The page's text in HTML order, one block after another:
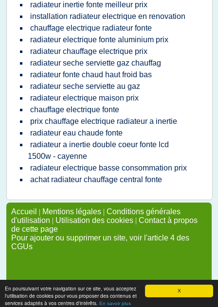
X
En poursuivant votre navigation sur ce site, vous acceptez
l'utilisation de cookies pour vous proposer des contenus et
services adaptés à vos centres d'intérêts. En savoir plus
radiateur inertie fonte meilleur prix
installation radiateur electrique en renovation
chauffage electrique radiateur fonte
radiateur electrique fonte aluminium prix
radiateur chauffage electrique prix
radiateur seche serviette gaz chauffag
radiateur fonte chaud haut froid bas
radiateur seche serviette au gaz
radiateur electrique maison prix
chauffage electrique fonte
prix chauffage electrique radiateur a inertie
radiateur eau chaude fonte
radiateur a inertie double coeur fonte lcd
1500w - cayenne
radiateur electrique basse consommation prix
achat radiateur chauffage central fonte
Accueil | Mentions légales | Conditions générales
d'utilisation | Utilisation des cookies | Contact à propos
de cette page
Pour ajouter ou supprimer un site, voir l'article 4 des
CGUs